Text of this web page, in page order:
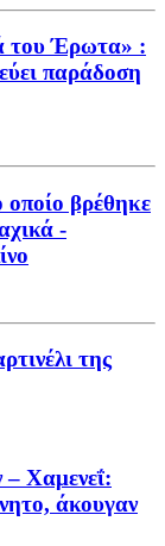
του Έρωτα» :
παράδοση
βρέθηκε
-
της
– Χαμενεΐ:
άκουγαν